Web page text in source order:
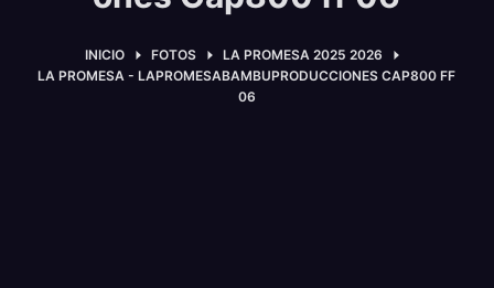
INICIO FOTOS
LA PROMESA 2025 2026
LA PROMESA - LAPROMESABAMBUPRODUCCIONES CAP800 FF
06